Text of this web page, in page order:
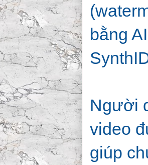
bằng
Người
video
giúp